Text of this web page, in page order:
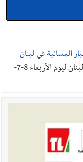
التراثية للمدينة
لكرة القدم
المسائية في لبنان
مقدمات نشرات الأخبار المسائية في لبنان ليوم الأربعاء 8-7-